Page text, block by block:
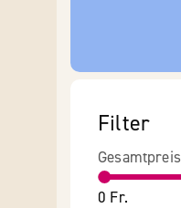
Filter
Gesamtpreis
0 Fr.